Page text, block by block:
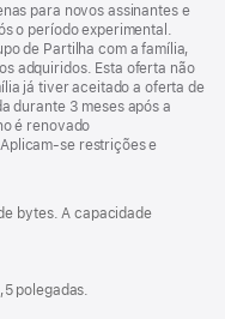
para novos assinantes e
o período experimental.
de Partilha com a família,
adquiridos. Esta oferta não
já tiver aceitado a oferta de
durante 3 meses após a
é renovado
restrições e
bytes. A capacidade
polegadas.